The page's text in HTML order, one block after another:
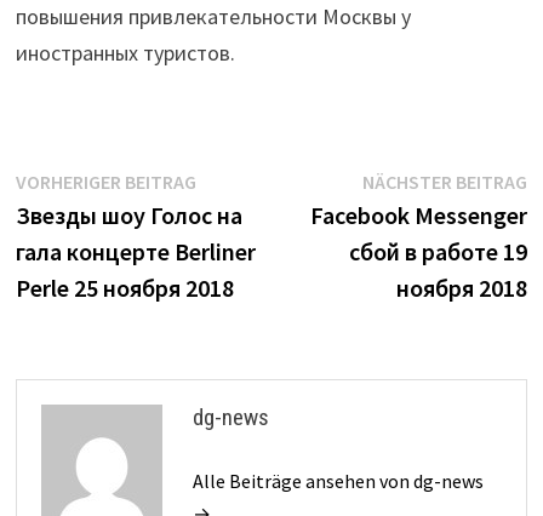
повышения привлекательности Москвы у
иностранных туристов.
Beitrags-
Navigation
VORHERIGER BEITRAGVorheriger
Beitrag:
Звезды шоу Голос на
гала концерте Berliner
Perle 25 ноября 2018
NÄCHSTER BEITRAG
Facebook Messenger
сбой в работе 19
ноября 2018
dg-news
Alle Beiträge ansehen von dg-news